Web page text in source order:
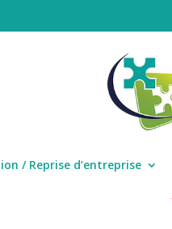
/ Reprise d’entreprise